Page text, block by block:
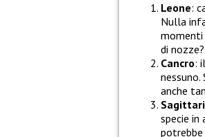
Leone:
Nulla
momenti
di nozze?
Cancro:
anche
specie